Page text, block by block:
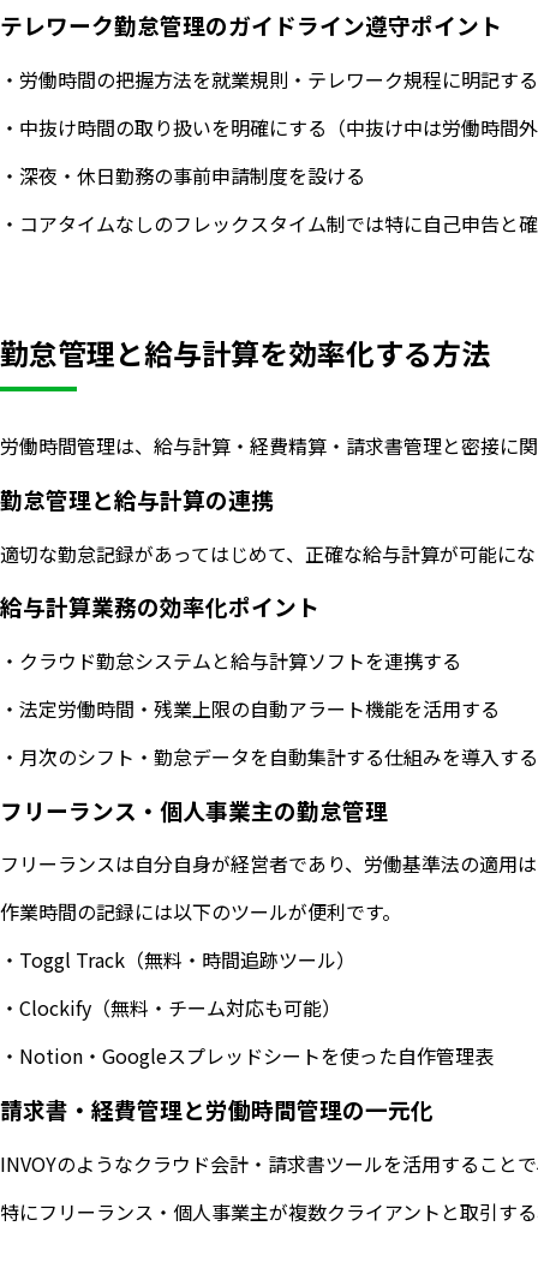
テレワーク勤怠管理のガイドライン遵守ポイント
・労働時間の把握方法を就業規則・テレワーク規程に明記する
・中抜け時間の取り扱いを明確にする（中抜け中は労働時間
・深夜・休日勤務の事前申請制度を設ける
・コアタイムなしのフレックスタイム制では特に自己申告と
勤怠管理と給与計算を効率化する方法
労働時間管理は、給与計算・経費精算・請求書管理と密接に
勤怠管理と給与計算の連携
適切な勤怠記録があってはじめて、正確な給与計算が可能に
給与計算業務の効率化ポイント
・クラウド勤怠システムと給与計算ソフトを連携する
・法定労働時間・残業上限の自動アラート機能を活用する
・月次のシフト・勤怠データを自動集計する仕組みを導入する
フリーランス・個人事業主の勤怠管理
フリーランスは自分自身が経営者であり、労働基準法の適用
作業時間の記録には以下のツールが便利です。
・Toggl Track（無料・時間追跡ツール）
・Clockify（無料・チーム対応も可能）
・Notion・Googleスプレッドシートを使った自作管理表
請求書・経費管理と労働時間管理の一元化
INVOYのようなクラウド会計・請求書ツールを活用すること
特にフリーランス・個人事業主が複数クライアントと取引す